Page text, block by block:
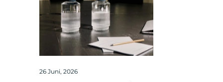
26 Juni, 2026